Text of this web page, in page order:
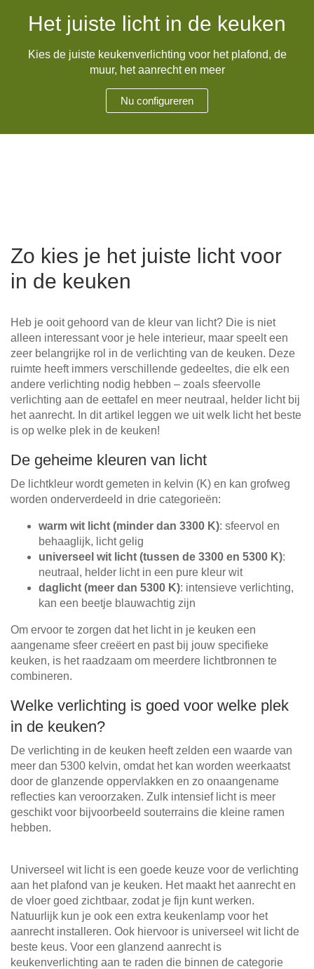
Het juiste licht in de keuken
Kies de juiste keukenverlichting voor het plafond, de
muur, het aanrecht en meer
Nu configureren
Zo kies je het juiste licht voor
in de keuken
Heb je ooit gehoord van de kleur van licht? Die is niet
alleen interessant voor je hele interieur, maar speelt een
zeer belangrijke rol in de verlichting van de keuken. Deze
ruimte heeft immers verschillende gedeeltes, die elk een
andere verlichting nodig hebben – zoals sfeervolle
verlichting aan de eettafel en meer neutraal, helder licht bij
het aanrecht. In dit artikel leggen we uit welk licht het beste
is op welke plek in de keuken!
De geheime kleuren van licht
De lichtkleur wordt gemeten in kelvin (K) en kan grofweg
worden onderverdeeld in drie categorieën:
warm wit licht (minder dan 3300 K): sfeervol en
behaaglijk, licht gelig
universeel wit licht (tussen de 3300 en 5300 K):
neutraal, helder licht in een pure kleur wit
daglicht (meer dan 5300 K): intensieve verlichting,
kan een beetje blauwachtig zijn
Om ervoor te zorgen dat het licht in je keuken een
aangename sfeer creëert en past bij jouw specifieke
keuken, is het raadzaam om meerdere lichtbronnen te
combineren.
Welke verlichting is goed voor welke plek
in de keuken?
De verlichting in de keuken heeft zelden een waarde van
meer dan 5300 kelvin, omdat het kan worden weerkaatst
door de glanzende oppervlakken en zo onaangename
reflecties kan veroorzaken. Zulk intensief licht is meer
geschikt voor bijvoorbeeld souterrains die kleine ramen
hebben.
Universeel wit licht is een goede keuze voor de verlichting
aan het plafond van je keuken. Het maakt het aanrecht en
de vloer goed zichtbaar, zodat je fijn kunt werken.
Natuurlijk kun je ook een extra keukenlamp voor het
aanrecht installeren. Ook hiervoor is universeel wit licht de
beste keus. Voor een glanzend aanrecht is
keukenverlichting aan te raden die binnen de categorie
Hoekbanken
Hoekkasten
Sideboards
Tafels & zitbanken
Vitrinekasten
Voor schuine wanden
Wandboards
Wandplanken
Glaswerelden